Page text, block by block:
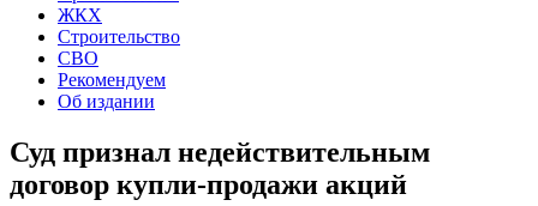
ЖКХ
Строительство
СВО
Рекомендуем
Об издании
Суд признал недействительным
договор купли-продажи акций